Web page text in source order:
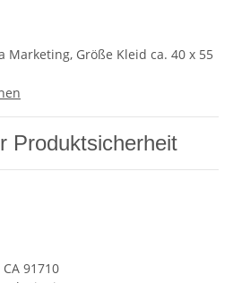
Marketing, Größe Kleid ca. 40 x 55
Produktsicherheit
91710